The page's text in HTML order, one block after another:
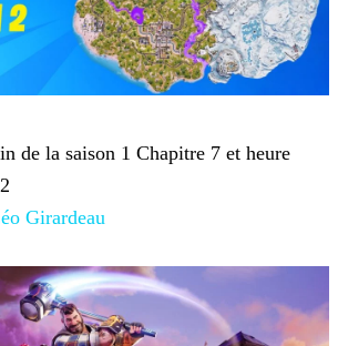
de la saison 1 Chapitre 7 et heure
Girardeau